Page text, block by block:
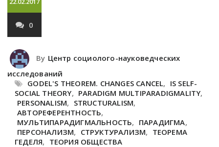
0
By Центр социолого-науковедческих
исследований
GODEL'S THEOREM. CHANGES CANCEL, IS SELF-
SOCIAL THEORY, PARADIGM MULTIPARADIGMALITY,
PERSONALISM, STRUCTURALISM,
АВТОРЕФЕРЕНТНОСТЬ,
МУЛЬТИПАРАДИГМАЛЬНОСТЬ, ПАРАДИГМА,
ПЕРСОНАЛИЗМ, СТРУКТУРАЛИЗМ, ТЕОРЕМА
ГЕДЕЛЯ, ТЕОРИЯ ОБЩЕСТВА